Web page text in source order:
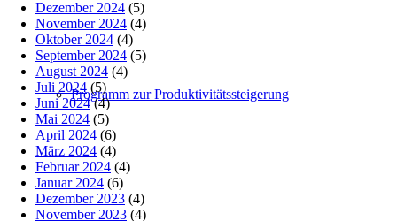
Programm zur Produktivitätssteigerung
Dezember 2024 (5)
November 2024 (4)
Oktober 2024 (4)
September 2024 (5)
August 2024 (4)
Juli 2024 (5)
Juni 2024(4)
Mai 2024 (5)
April 2024 (6)
März 2024 (4)
Februar 2024 (4)
Januar 2024 (6)
Dezember 2023 (4)
November 2023 (4)